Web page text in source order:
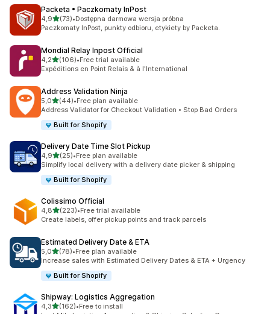
Packeta • Paczkomaty InPost
4,9na 5 gwiazdek
(73)
Łączna liczba recenzji: 73
•Dostępna darmowa wersja próbna
Paczkomaty InPost, punkty odbioru, etykiety by Packeta.
Mondial Relay Inpost Official
4,2na 5 gwiazdek
(106)
Łączna liczba recenzji: 106
•Free trial available
Expéditions en Point Relais & à l'International
Address Validation Ninja
5,0na 5 gwiazdek
(44)
Łączna liczba recenzji: 44
•Free plan available
Address Validator for Checkout Validation • Stop Bad Orders
Built for Shopify
Delivery Date Time Slot Pickup
4,9na 5 gwiazdek
(25)
Łączna liczba recenzji: 25
•Free plan available
Simplify local delivery with a delivery date picker & shipping
Built for Shopify
Colissimo Official
4,8na 5 gwiazdek
(223)
Łączna liczba recenzji: 223
•Free trial available
Create labels, offer pickup points and track parcels
Estimated Delivery Date & ETA
5,0na 5 gwiazdek
(78)
Łączna liczba recenzji: 78
•Free plan available
Increase sales with Estimated Delivery Dates & ETA + Urgency
Built for Shopify
Shipway: Logistics Aggregation
4,3na 5 gwiazdek
(162)
Łączna liczba recenzji: 162
•Free to install